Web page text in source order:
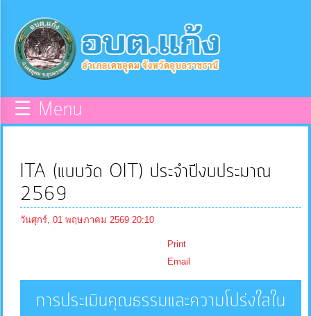
หน้า
หลัก
ข้อมูล
พื้น
บุคลากร
แผน
ข่าวสาร
☰ Menu
ITA (แบบวัด OIT) ประจำปีงบประมาณ
2569
วันศุกร์, 01 พฤษภาคม 2569 20:10
Print
Email
การประเมินคุณธรรมและความโปร่งใสใน